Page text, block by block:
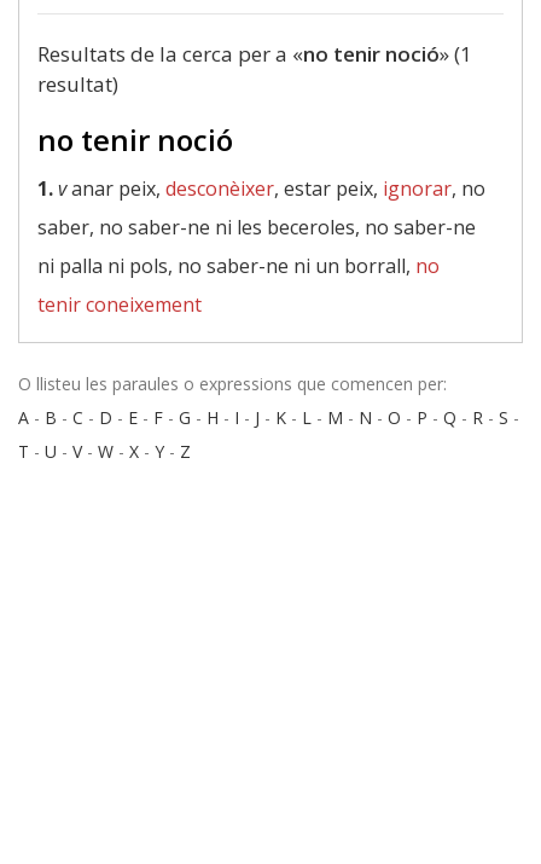
Resultats de la cerca per a «no tenir noció» (1
resultat)
no tenir noció
1.vanar peix, desconèixer, estar peix, ignorar, no
saber, no saber-ne ni les beceroles, no saber-ne
ni palla ni pols, no saber-ne ni un borrall, no
tenir coneixement
O llisteu les paraules o expressions que comencen per:
A - B - C - D - E - F - G - H - I - J - K - L - M - N - O - P - Q - R - S -
T - U - V- W - X - Y - Z